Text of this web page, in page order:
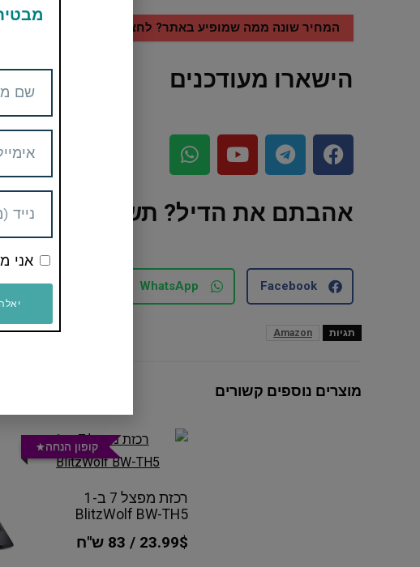
המחיר שונה ממה שמופיע באתר? לחצו עליי
הישארו מעודכנים
אהבתם את הדיל? תשתפו עם
Facebook
WhatsApp
Email
תגיות Amazon
מוצרים נוספים קשורים
קופון הנחה
רכזת מפצל 7 ב-1
BlitzWolf BW-TH5
23.99$ / 83 ש"ח
אני